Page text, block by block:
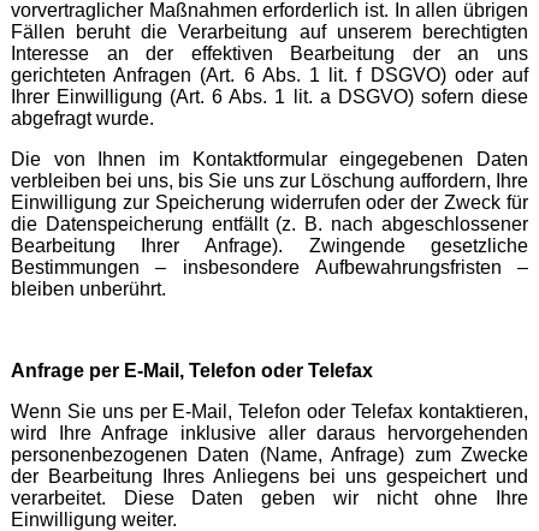
vorvertraglicher Maßnahmen erforderlich ist. In allen übrigen
Fällen beruht die Verarbeitung auf unserem berechtigten
Interesse an der effektiven Bearbeitung der an uns
gerichteten Anfragen (Art. 6 Abs. 1 lit. f DSGVO) oder auf
Ihrer Einwilligung (Art. 6 Abs. 1 lit. a DSGVO) sofern diese
abgefragt wurde.
Die von Ihnen im Kontaktformular eingegebenen Daten
verbleiben bei uns, bis Sie uns zur Löschung auffordern, Ihre
Einwilligung zur Speicherung widerrufen oder der Zweck für
die Datenspeicherung entfällt (z. B. nach abgeschlossener
Bearbeitung Ihrer Anfrage). Zwingende gesetzliche
Bestimmungen – insbesondere Aufbewahrungsfristen –
bleiben unberührt.
Anfrage per E-Mail, Telefon oder Telefax
Wenn Sie uns per E-Mail, Telefon oder Telefax kontaktieren,
wird Ihre Anfrage inklusive aller daraus hervorgehenden
personenbezogenen Daten (Name, Anfrage) zum Zwecke
der Bearbeitung Ihres Anliegens bei uns gespeichert und
verarbeitet. Diese Daten geben wir nicht ohne Ihre
Einwilligung weiter.